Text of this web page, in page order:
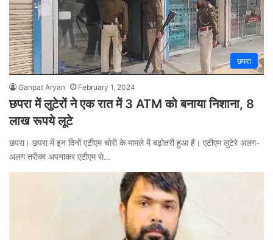
छपरा
Ganpat Aryan February 1, 2024
छपरा में लुटेरों ने एक रात में 3 ATM को बनाया निशाना, 8
लाख रूपये लूटे
छपरा। छपरा में इन दिनों एटीएम चोरी के मामले में बढ़ोतरी हुआ है। एटीएम लुटेरे अलग-
अलग तरीका अपनाकर एटीएम से…